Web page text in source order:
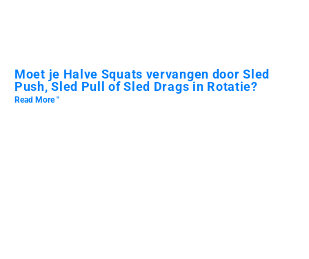
Moet je Halve Squats vervangen door Sled
Push, Sled Pull of Sled Drags in Rotatie?
Read More "